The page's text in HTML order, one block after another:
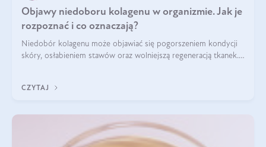
Objawy niedoboru kolagenu w organizmie. Jak je
rozpoznać i co oznaczają?
Niedobór kolagenu może objawiać się pogorszeniem kondycji
skóry, osłabieniem stawów oraz wolniejszą regeneracją tkanek.
osłabienie włosów.
CZYTAJ